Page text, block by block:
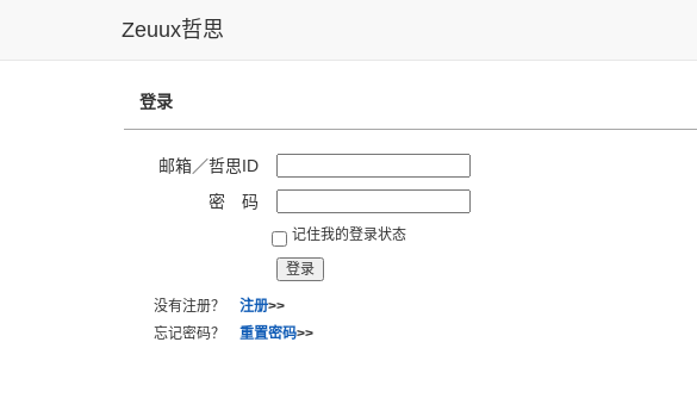
Zeuux哲思
登录
邮箱／哲思ID
密 码
记住我的登录状态
没有注册？ 注册>>
忘记密码？ 重置密码>>